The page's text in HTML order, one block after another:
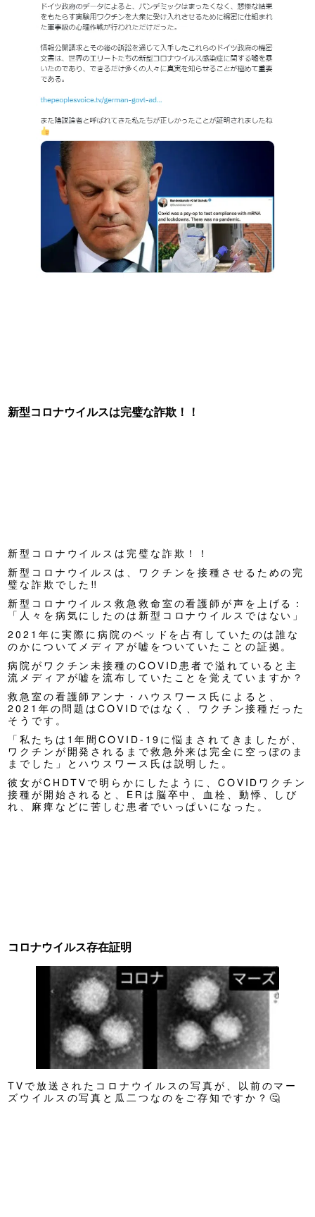
新型コロナウイルスは完璧な詐欺！！
新型コロナウイルスは完璧な詐欺！！
新型コロナウイルスは、ワクチンを接種させるための完
璧な詐欺でした‼️
新型コロナウイルス救急救命室の看護師が声を上げる：
「人々を病気にしたのは新型コロナウイルスではない」
2021年に実際に病院のベッドを占有していたのは誰な
のかについてメディアが嘘をついていたことの証拠。
病院がワクチン未接種のCOVID患者で溢れていると主
流メディアが嘘を流布していたことを覚えていますか？
救急室の看護師アンナ・ハウスワース氏によると、
2021年の問題はCOVIDではなく、ワクチン接種だった
そうです。
「私たちは1年間COVID-19に悩まされてきましたが、
ワクチンが開発されるまで救急外来は完全に空っぽのま
までした」とハウスワース氏は説明した。
彼女がCHDTVで明らかにしたように、COVIDワクチン
接種が開始されると、ERは脳卒中、血栓、動悸、しび
れ、麻痺などに苦しむ患者でいっぱいになった。
コロナウイルス存在証明
TVで放送されたコロナウイルスの写真が、以前のマー
ズウイルスの写真と瓜二つなのをご存知ですか？🤔